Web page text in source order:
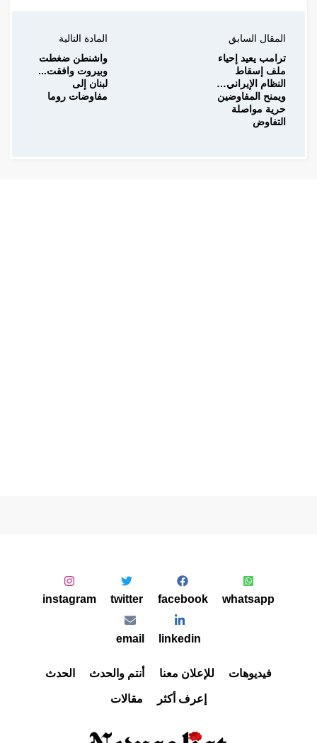
المقال السابق
ترامب يعيد إحياء
ملف إسقاط
النظام الإيراني…
ويمنح المفاوضين
حرية مواصلة
التفاوض
المادة التالية
واشنطن ضغطت
وبيروت وافقت...
لبنان إلى
مفاوضات روما
فيديوهات للإعلان معنا أنتم والحدث
الحدث
إعرف أكثر
مقالات
whatsapp
facebook
twitter
instagram
linkedin
email